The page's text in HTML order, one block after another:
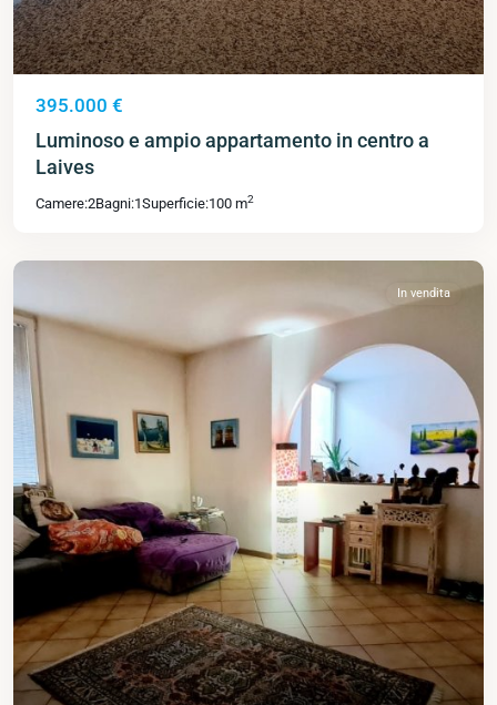
395.000 €
Luminoso e ampio appartamento in centro a
Laives
Camere:2Bagni:1Superficie:100 m2
In vendita